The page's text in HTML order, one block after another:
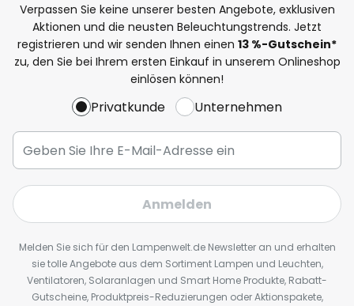
Verpassen Sie keine unserer besten Angebote, exklusiven
Aktionen und die neusten Beleuchtungstrends. Jetzt
registrieren und wir senden Ihnen einen 13 %-Gutschein*
zu, den Sie bei Ihrem ersten Einkauf in unserem Onlineshop
einlösen können!
Privatkunde Unternehmen
Anmelden
Melden Sie sich für den Lampenwelt.de Newsletter an und erhalten
sie tolle Angebote aus dem Sortiment Lampen und Leuchten,
Ventilatoren, Solaranlagen und Smart Home Produkte, Rabatt-
Gutscheine, Produktpreis-Reduzierungen oder Aktionspakete,